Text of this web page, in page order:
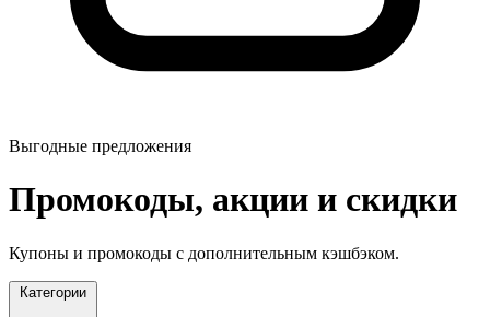
Выгодные предложения
Промокоды, акции и скидки
Купоны и промокоды с дополнительным кэшбэком.
Категории